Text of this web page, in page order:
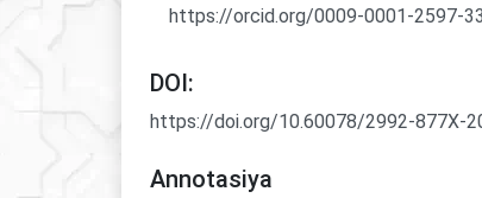
https://orcid.org/0009-0001-2597-
DOI:
https://doi.org/10.60078/2992-877X-
Annotasiya